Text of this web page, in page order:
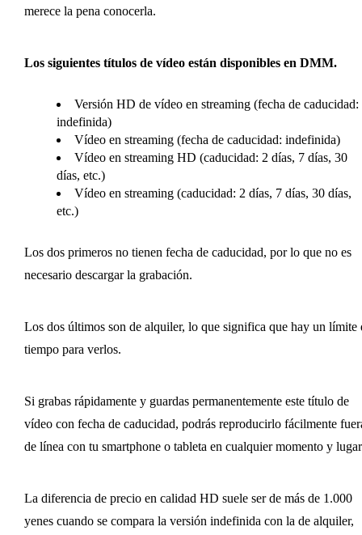
merece la pena conocerla.
Los siguientes títulos de vídeo están disponibles en DMM.
Versión HD de vídeo en streaming (fecha de caducidad:
indefinida)
Vídeo en streaming (fecha de caducidad: indefinida)
Vídeo en streaming HD (caducidad: 2 días, 7 días, 30
días, etc.)
Vídeo en streaming (caducidad: 2 días, 7 días, 30 días,
etc.)
Los dos primeros no tienen fecha de caducidad, por lo que no es
necesario descargar la grabación.
Los dos últimos son de alquiler, lo que significa que hay un límite
tiempo para verlos.
Si grabas rápidamente y guardas permanentemente este título de
vídeo con fecha de caducidad, podrás reproducirlo fácilmente
de línea con tu smartphone o tableta en cualquier momento y
La diferencia de precio en calidad HD suele ser de más de 1.000
yenes cuando se compara la versión indefinida con la de alquiler,